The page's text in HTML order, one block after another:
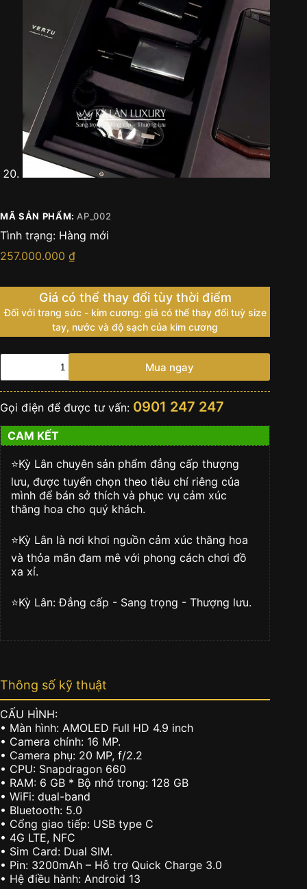
MÃ SẢN PHẨM:AP_002
Tình trạng: Hàng mới
257.000.000 ₫
Giá có thể thay đổi tùy thời điểm
Đối với trang sức - kim cương: giá có thể thay đổi tuỳ size
tay, nước và độ sạch của kim cương
Vertu
Alligator
số
lượng
Mua ngay
Gọi điện để được tư vấn: 0901 247 247
CAM KẾT
⭐️Kỳ Lân chuyên sản phẩm đẳng cấp thượng
lưu, được tuyển chọn theo tiêu chí riêng của
mình để bán sở thích và phục vụ cảm xúc
thăng hoa cho quý khách.
⭐️Kỳ Lân là nơi khơi nguồn cảm xúc thăng hoa
và thỏa mãn đam mê với phong cách chơi đồ
xa xỉ.
⭐️Kỳ Lân: Đẳng cấp - Sang trọng - Thượng lưu.
Thông số kỹ thuật
CẤU HÌNH:
• Màn hình: AMOLED Full HD 4.9 inch
• Camera chính: 16 MP.
• Camera phụ: 20 MP, f/2.2
• CPU: Snapdragon 660
• RAM: 6 GB * Bộ nhớ trong: 128 GB
• WiFi: dual-band
• Bluetooth: 5.0
• Cổng giao tiếp: USB type C
• 4G LTE, NFC
• Sim Card: Dual SIM.
• Pin: 3200mAh – Hỗ trợ Quick Charge 3.0
• Hệ điều hành: Android 13